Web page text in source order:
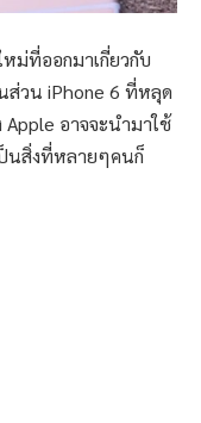
ม่ที่ออกมาเกี่ยวกับ
ส่วน iPhone 6 ที่หลุด
อาจจะนำมาใช้
นสิ่งที่หลายๆคนก็